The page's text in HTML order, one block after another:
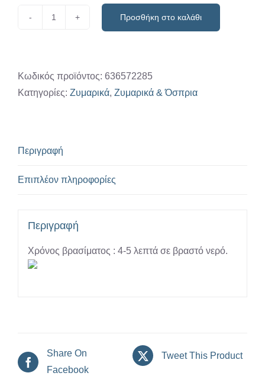
-
Ξάνθη
Προσθήκη στο καλάθι
Κωδικός προϊόντος: 636572285
Κατηγορίες: Ζυμαρικά, Ζυμαρικά & Όσπρια
Περιγραφή
Επιπλέον πληροφορίες
Περιγραφή
Χρόνος βρασίματος : 4-5 λεπτά σε βραστό νερό.
Share On
Facebook
Tweet This Product